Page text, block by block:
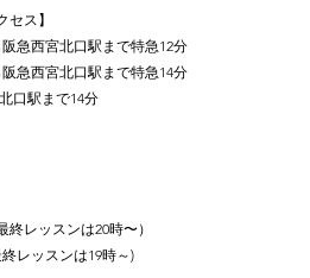
セス】
急西宮北口駅まで特急12分
急西宮北口駅まで特急14分
口駅まで14分
終レッスンは20時〜）
終レッスンは19時～)